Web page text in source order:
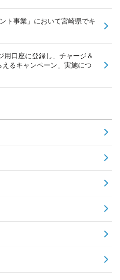
ト事業」において宮崎県でキ
用口座に登録し、チャージ＆
るキャンペーン」実施につ